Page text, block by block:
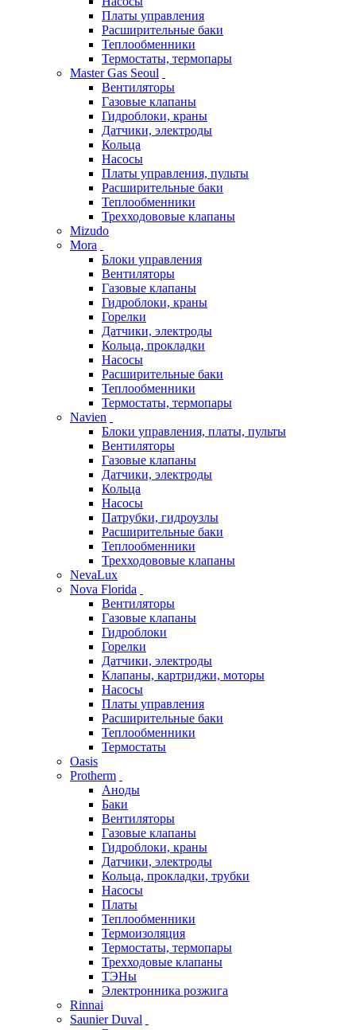
Платы управления
Расширительные баки
Теплообменники
Термостаты, термопары
Master Gas Seoul
Вентиляторы
Газовые клапаны
Гидроблоки, краны
Датчики, электроды
Кольца
Насосы
Платы управления, пульты
Расширительные баки
Теплообменники
Трехходововые клапаны
Mizudo
Mora
Блоки управления
Вентиляторы
Газовые клапаны
Гидроблоки, краны
Горелки
Датчики, электроды
Кольца, прокладки
Насосы
Расширительные баки
Теплообменники
Термостаты, термопары
Navien
Блоки управления, платы, пульты
Вентиляторы
Газовые клапаны
Датчики, электроды
Кольца
Насосы
Патрубки, гидроузлы
Расширительные баки
Теплообменники
Трехходововые клапаны
NevaLux
Nova Florida
Вентиляторы
Газовые клапаны
Гидроблоки
Горелки
Датчики, электроды
Клапаны, картриджи, моторы
Насосы
Платы управления
Расширительные баки
Теплообменники
Термостаты
Oasis
Protherm
Аноды
Баки
Вентиляторы
Газовые клапаны
Гидроблоки, краны
Датчики, электроды
Кольца, прокладки, трубки
Насосы
Платы
Теплообменники
Термоизоляция
Термостаты, термопары
Трехходовые клапаны
ТЭНы
Электронника розжига
Rinnai
Saunier Duval